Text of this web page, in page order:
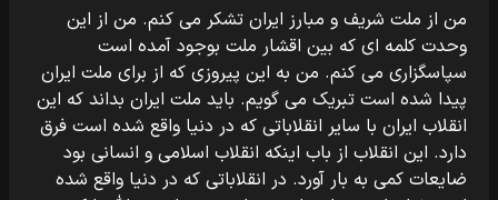
من از ملت شریف و مبارز ایران تشکر می کنم. من از این
وحدت کلمه ای که بین‏‎ ‎‏اقشار ملت بوجود آمده است
سپاسگزاری می کنم. من به این پیروزی که از برای ملت‏‎ ‎‏ایران
پیدا شده است تبریک می گویم. باید ملت ایران بداند که این
انقلاب ایران با سایر‏‎ ‎‏انقلاباتی که در دنیا واقع شده است فرق
دارد. این انقلاب از باب اینکه انقلاب اسلامی و‏‎ ‎‏انسانی بود
ضایعات کمی به بار آورد. در انقلاباتی که در دنیا واقع شده